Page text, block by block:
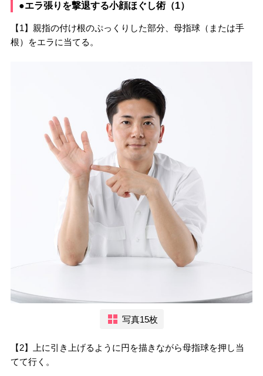
●エラ張りを撃退する小顔ほぐし術（1）
【1】親指の付け根のぷっくりした部分、母指球（または手
根）をエラに当てる。
写真15枚
【2】上に引き上げるように円を描きながら母指球を押し当
てて行く。